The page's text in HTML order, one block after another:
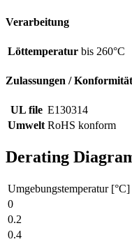
Verarbeitung
Löttemperatur bis 260°C
Zulassungen / Konformität
UL file E130314
Umwelt RoHS konform
Derating
Umgebungstemperatur [°C]
0
0.2
0.4